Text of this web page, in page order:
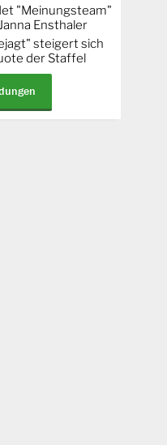
"Meinungsteam"
Ensthaler
steigert sich
der Staffel